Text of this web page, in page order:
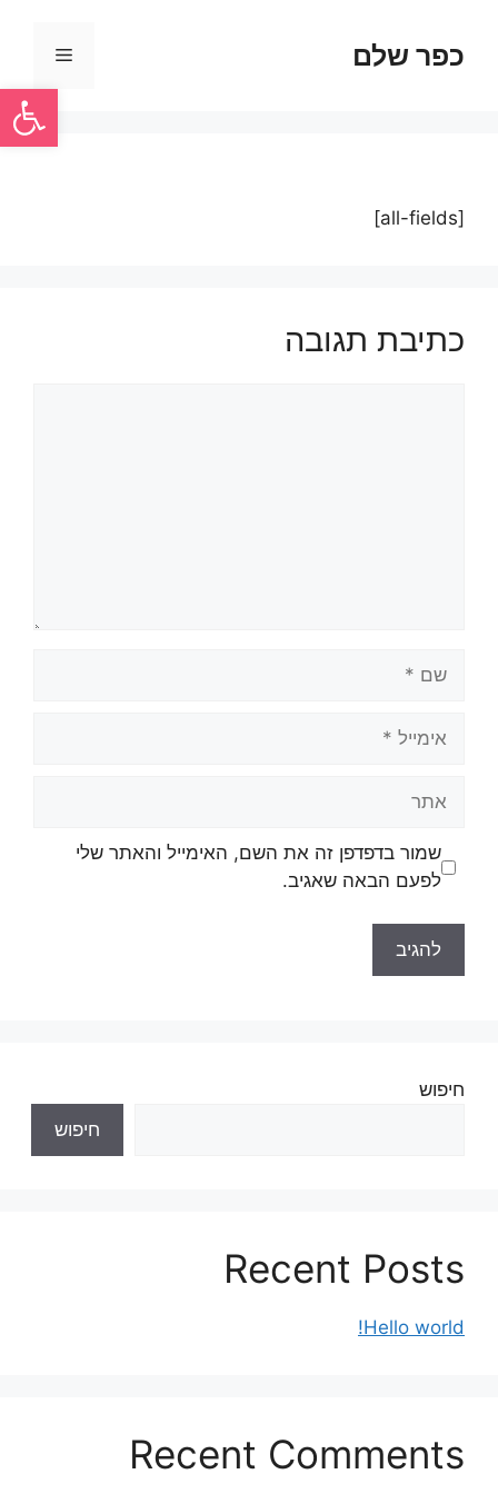
פתח
כפר שלם
[all-fields]
כתיבת תגובה
שמור בדפדפן זה את השם, האימייל והאתר שלי
לפעם הבאה שאגיב.
חיפוש
חיפוש
Recent Posts
Hello world!
Recent Comments